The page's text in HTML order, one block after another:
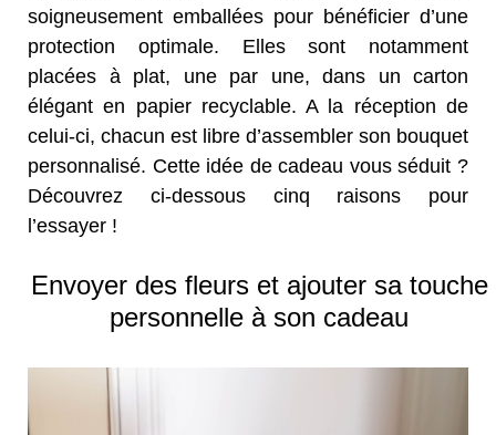
soigneusement emballées pour bénéficier d’une
protection optimale. Elles sont notamment
placées à plat, une par une, dans un carton
élégant en papier recyclable. A la réception de
celui-ci, chacun est libre d’assembler son bouquet
personnalisé. Cette idée de cadeau vous séduit ?
Découvrez ci-dessous cinq raisons pour
l’essayer !
Envoyer des fleurs et ajouter sa touche
personnelle à son cadeau